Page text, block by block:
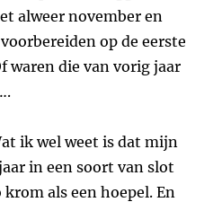
alweer november en
op de eerste
waren die van vorigjaar
ik wel weet is dat mijn
in een soort van slot
als een hoepel. En